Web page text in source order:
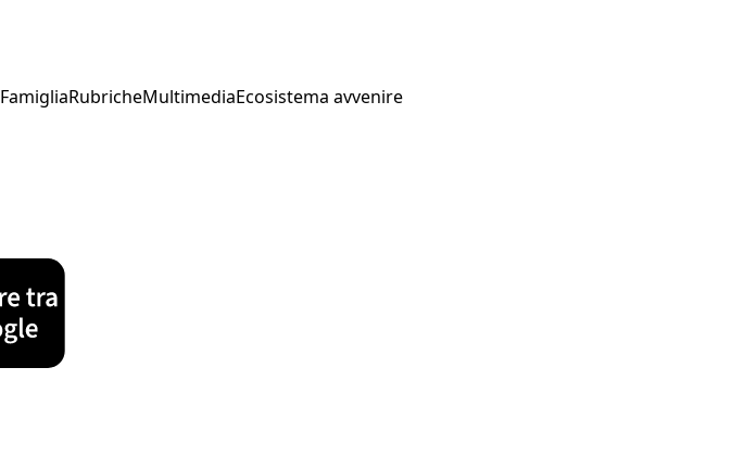
FamigliaRubricheMultimediaEcosistema avvenire